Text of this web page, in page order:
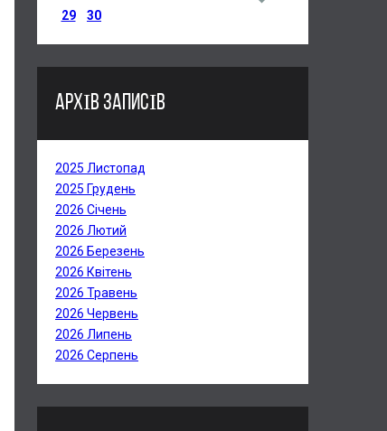
29 30
АРХІВ ЗАПИСІВ
2025 Листопад
2025 Грудень
2026 Січень
2026 Лютий
2026 Березень
2026 Квітень
2026 Травень
2026 Червень
2026 Липень
2026 Серпень